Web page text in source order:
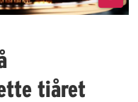
tiåret